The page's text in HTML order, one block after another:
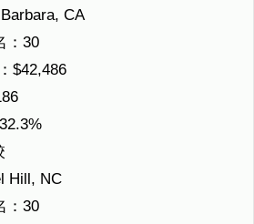
CA
：30
$42,486
Hill, NC
：30